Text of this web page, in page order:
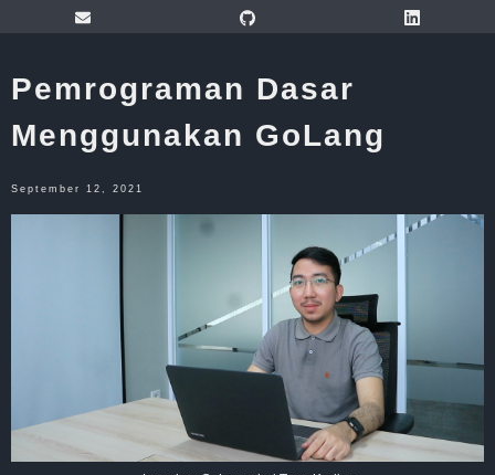
Pemrograman Dasar
Menggunakan GoLang
September 12, 2021